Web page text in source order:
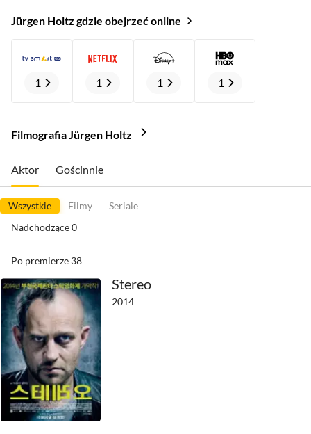
Jürgen Holtz gdzie obejrzeć online
1 1 1 1
Filmografia Jürgen Holtz
Aktor Gościnnie
Wszystkie Filmy
Seriale
Nadchodzące0
Po premierze 38
Stereo
2014